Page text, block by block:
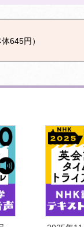
645円）